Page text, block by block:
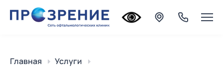
Главная
Услуги